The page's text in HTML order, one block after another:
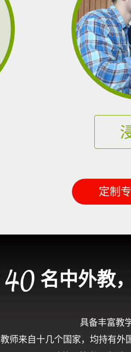
定制
名中外教
具备丰富教
教师来自十几个国家，均持有外